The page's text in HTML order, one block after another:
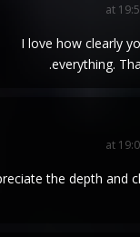
I love how clearly
everything.
the depth and